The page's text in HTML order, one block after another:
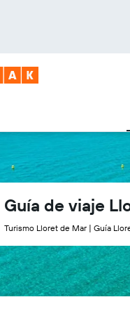
Guía de viaje
Turismo Lloret de Mar | Guía